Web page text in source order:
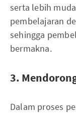
serta lebih
pembelajaran
sehingga
bermakna.
3.
Dalam proses